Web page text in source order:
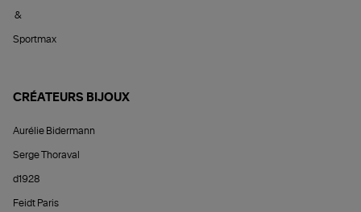
&
Sportmax
CRÉATEURS BIJOUX
Aurélie Bidermann
Serge Thoraval
d1928
Feidt Paris